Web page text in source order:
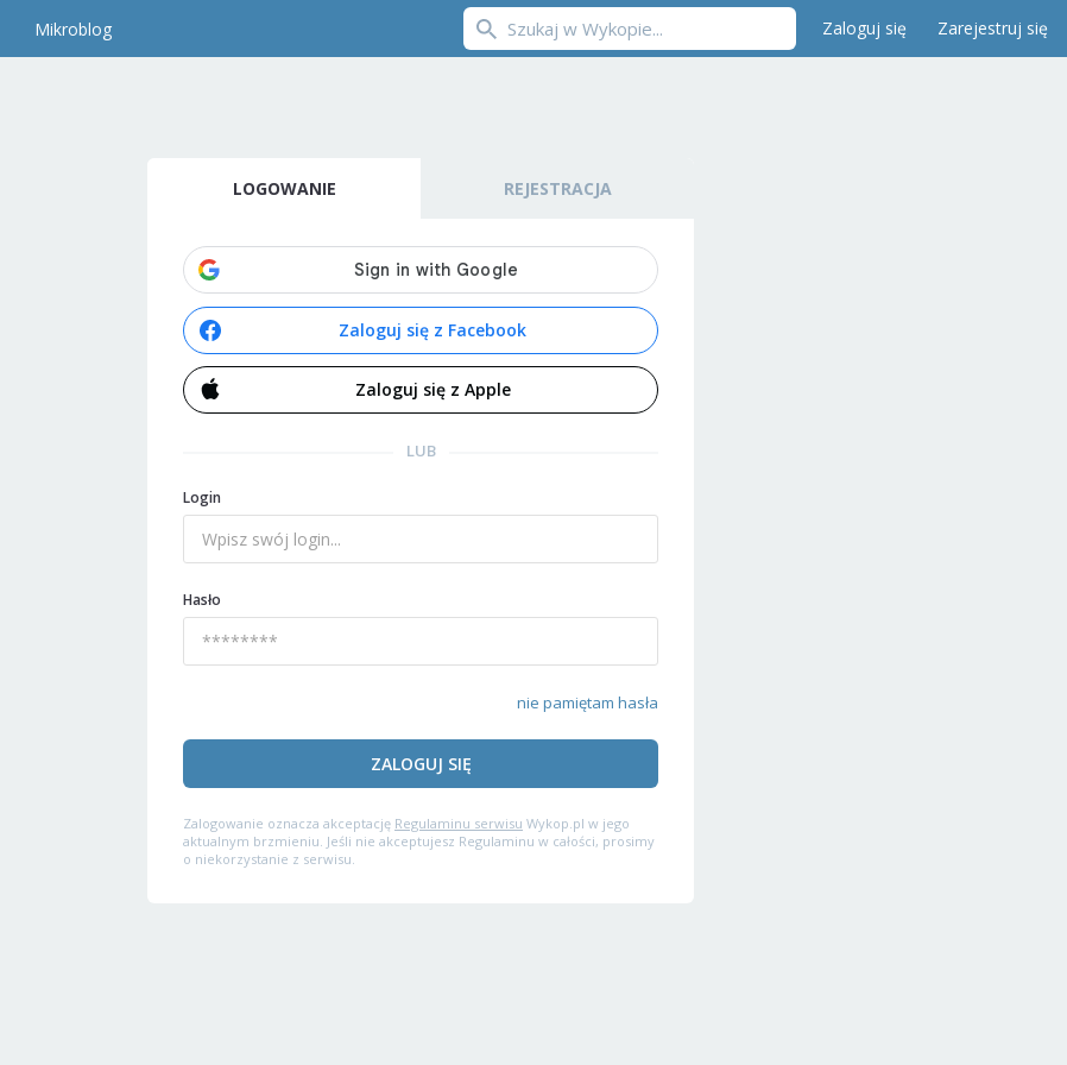
Mikroblog Zaloguj się Zarejestruj się
LOGOWANIE REJESTRACJA
Zaloguj się z Facebook
Zaloguj się z Apple
LUB
Login
Hasło
nie pamiętam hasła
ZALOGUJ SIĘ
Zalogowanie oznacza akceptację Regulaminu serwisu Wykop.pl w jego
aktualnym brzmieniu. Jeśli nie akceptujesz Regulaminu w całości, prosimy
o niekorzystanie z serwisu.